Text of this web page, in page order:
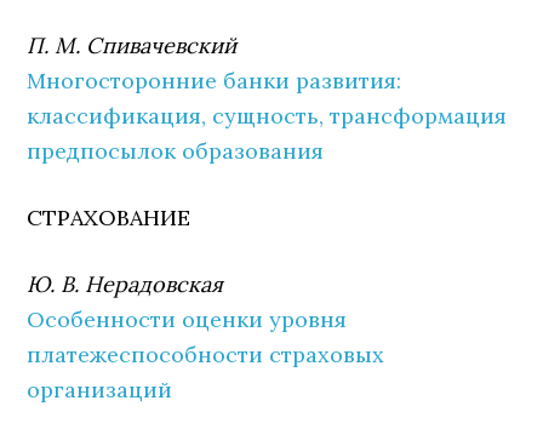
П. М. Спивачевский
Многосторонние банки развития:
классификация, сущность, трансформация
предпосылок образования
СТРАХОВАНИЕ
Ю. В. Нерадовская
Особенности оценки уровня
платежеспособности страховых
организаций